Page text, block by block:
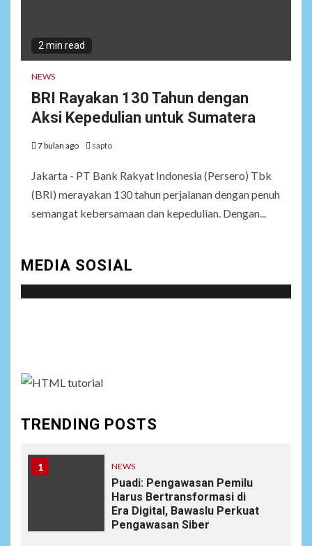
2 min read
NEWS
BRI Rayakan 130 Tahun dengan
Aksi Kepedulian untuk Sumatera
7 bulan ago sapto
Jakarta - PT Bank Rakyat Indonesia (Persero) Tbk
(BRI) merayakan 130 tahun perjalanan dengan penuh
semangat kebersamaan dan kepedulian. Dengan...
MEDIA SOSIAL
TRENDING POSTS
1 NEWS
Puadi: Pengawasan Pemilu
Harus Bertransformasi di
Era Digital, Bawaslu Perkuat
Pengawasan Siber